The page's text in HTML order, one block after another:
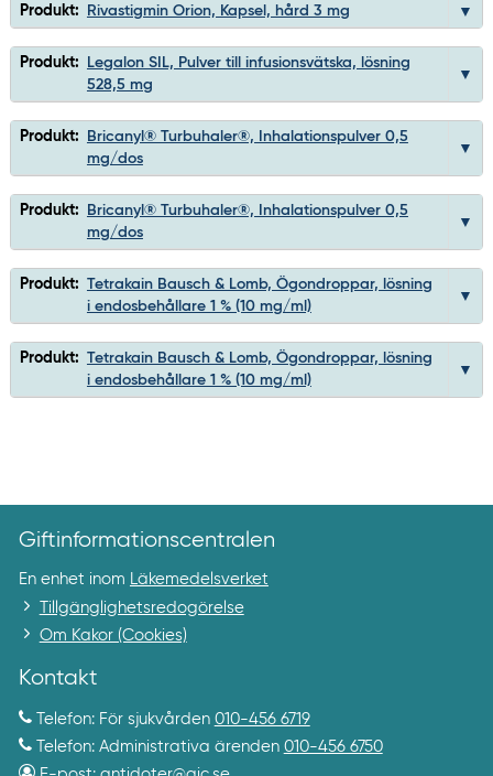
Produkt: Rivastigmin Orion, Kapsel, hård 3 mg
Produkt:
Legalon SIL, Pulver till infusionsvätska, lösning
528,5 mg
Produkt:
Bricanyl® Turbuhaler®, Inhalationspulver 0,5
mg/dos
Produkt:
Bricanyl® Turbuhaler®, Inhalationspulver 0,5
mg/dos
Produkt: Tetrakain Bausch & Lomb, Ögondroppar, lösning
i endosbehållare 1 % (10 mg/ml)
Produkt: Tetrakain Bausch & Lomb, Ögondroppar, lösning
i endosbehållare 1 % (10 mg/ml)
Giftinformationscentralen
En enhet inom Läkemedelsverket
Tillgänglighetsredogörelse
Om Kakor (Cookies)
Kontakt
Telefon: För sjukvården 010-456 6719
Telefon: Administrativa ärenden 010-456 6750